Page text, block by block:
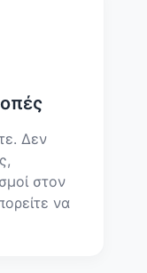
Δεν
στον
να